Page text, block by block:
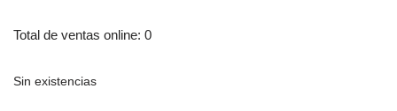
Total de ventas online: 0
Sin existencias